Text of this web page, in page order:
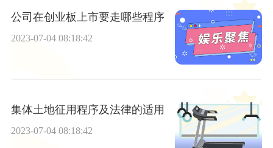
公司在创业板上市要走哪些程序
2023-07-04 08:18:42
集体土地征用程序及法律的适用
2023-07-04 08:18:42